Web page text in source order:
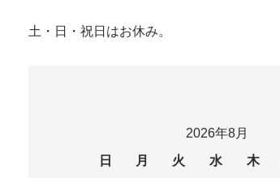
土・日・祝日はお休み。
2026年8月
日
月 火 水 木